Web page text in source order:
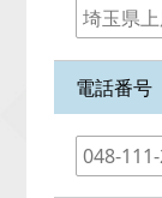
電話番号